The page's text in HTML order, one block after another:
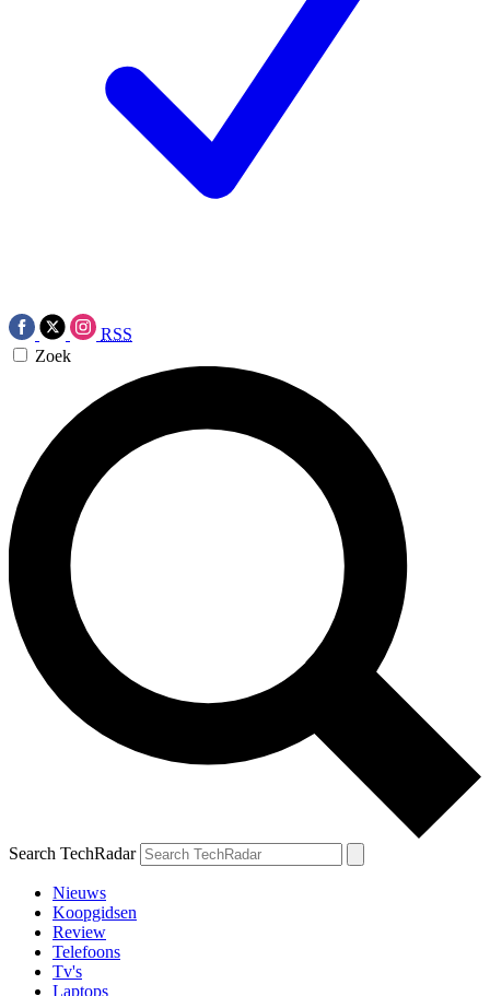
RSS
Zoek
Search TechRadar
Nieuws
Koopgidsen
Review
Telefoons
Tv's
Laptops